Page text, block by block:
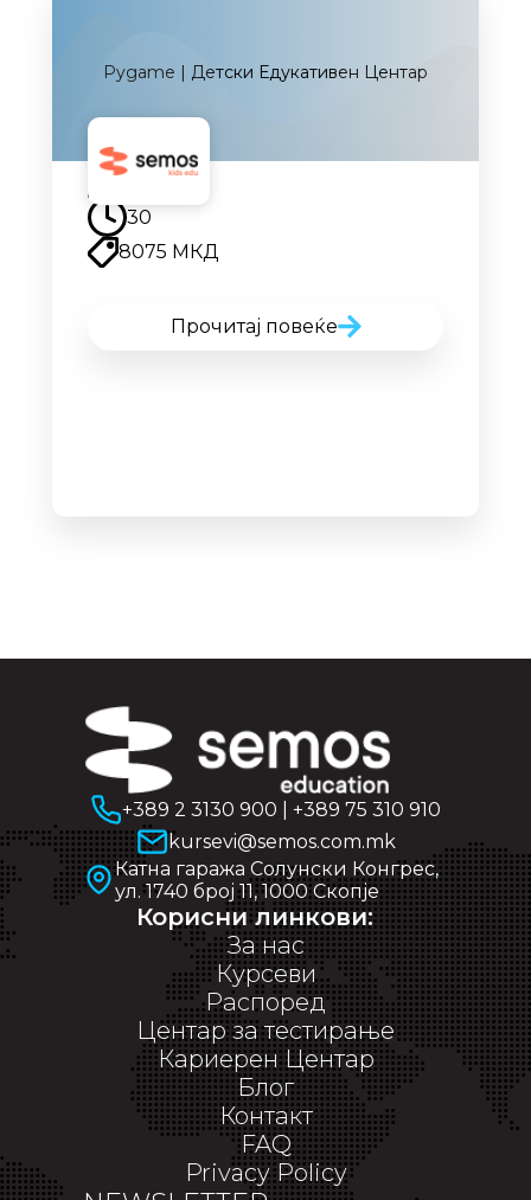
Pygame | Детски Едукативен Центар
Наскоро
30
8075 МКД
Прочитај повеќе
+389 2 3130 900
+389 75 310 910
kursevi@semos.com.mk
Катна гаража Солунски Конгрес,
ул. 1740 број 11, 1000 Скопје
Корисни линкови:
За нас
Курсеви
Распоред
Центар за тестирање
Кариерен Центар
Блог
Контакт
FAQ
Privacy Policy